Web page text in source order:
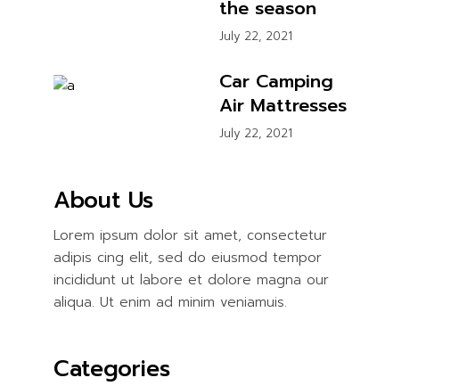
the season
July 22, 2021
Car Camping
Air Mattresses
July 22, 2021
About Us
Lorem ipsum dolor sit amet, consectetur
adipis cing elit, sed do eiusmod tempor
incididunt ut labore et dolore magna our
aliqua. Ut enim ad minim veniamuis.
Categories